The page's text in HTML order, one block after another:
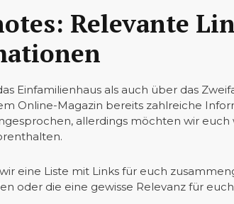
Relevante
Einfamilienhaus als auch über das
Online-Magazin bereits zahlreiche
allerdings möchten wir
eine Liste mit Links für euch
oder die eine gewisse Relevanz für